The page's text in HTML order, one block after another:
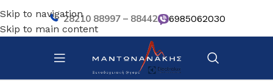
Skip to navigation
Skip to main content
28210 88997 – 88442 6985062030
Αρχική σελίδα/